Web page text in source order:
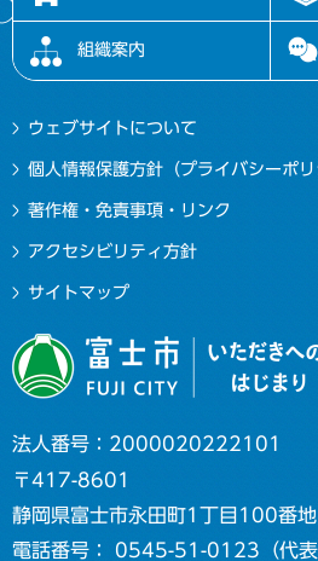
組織案内
ウェブサイトについて
個人情報保護方針（プライバシーポリ
著作権・免責事項・リンク
アクセシビリティ方針
サイトマップ
法人番号：2000020222101
〒417-8601
静岡県富士市永田町1丁目100番地
電話番号： 0545-51-0123（代